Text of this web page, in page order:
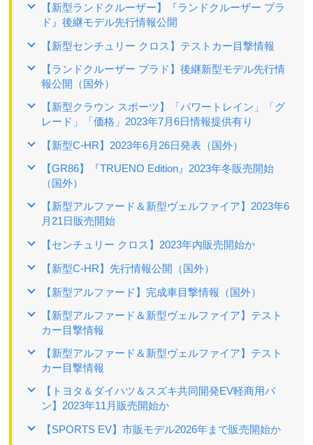
【新型ランドクルーザー】『ランドクルーザー プラ
ド』後継モデル先行情報公開
【新型センチュリー クロス】テストカー目撃情報
【ランドクルーザー プラド】後継新型モデル先行情
報公開（国外）
【新型クラウン スポーツ】「パワートレイン」「グ
レード」「価格」2023年7月6日情報提供有り
【新型C-HR】2023年6月26日発表（国外）
【GR86】『TRUENO Edition』2023年冬販売開始
（国外）
【新型アルファード＆新型ヴェルファイア】2023年6
月21日販売開始
【センチュリー クロス】2023年内販売開始か
【新型C-HR】先行情報公開（国外）
【新型アルファード】完成車目撃情報（国外）
【新型アルファード＆新型ヴェルファイア】テスト
カー目撃情報
【新型アルファード＆新型ヴェルファイア】テスト
カー目撃情報
【トヨタ＆ダイハツ＆スズキ共同開発EV軽商用バ
ン】2023年11月販売開始か
【SPORTS EV】市販モデル2026年まで販売開始か